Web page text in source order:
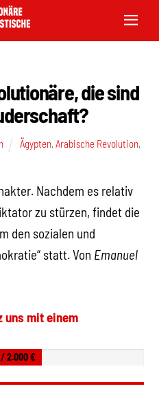
die sind
Ägypten, Arabische Revolution,
Nachdem es relativ
zu stürzen, findet die
den sozialen und
statt. Von Emanuel
uns mit einem
/ 2.000 €